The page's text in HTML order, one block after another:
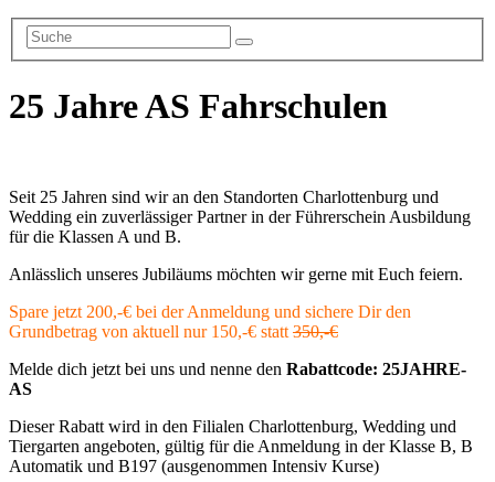
25 Jahre AS Fahrschulen
Seit 25 Jahren sind wir an den Standorten Charlottenburg und
Wedding ein zuverlässiger Partner in der Führerschein Ausbildung
für die Klassen A und B.
Anlässlich unseres Jubiläums möchten wir gerne mit Euch feiern.
Spare jetzt 200,-€ bei der Anmeldung und sichere Dir den
Grundbetrag von aktuell nur 150,-€ statt 350,-€
Melde dich jetzt bei uns und nenne den Rabattcode: 25JAHRE-
AS
Dieser Rabatt wird in den Filialen Charlottenburg, Wedding und
Tiergarten angeboten, gültig für die Anmeldung in der Klasse B, B
Automatik und B197 (ausgenommen Intensiv Kurse)